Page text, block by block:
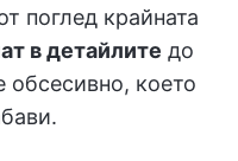
поглед крайната
в детайлите до
обсесивно, което